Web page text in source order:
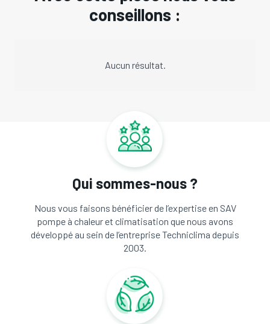
conseillons :
Aucun résultat.
Qui sommes-nous ?
Nous vous faisons bénéficier de l’expertise en SAV
pompe à chaleur et climatisation que nous avons
développé au sein de l’entreprise Techniclima depuis
2003.